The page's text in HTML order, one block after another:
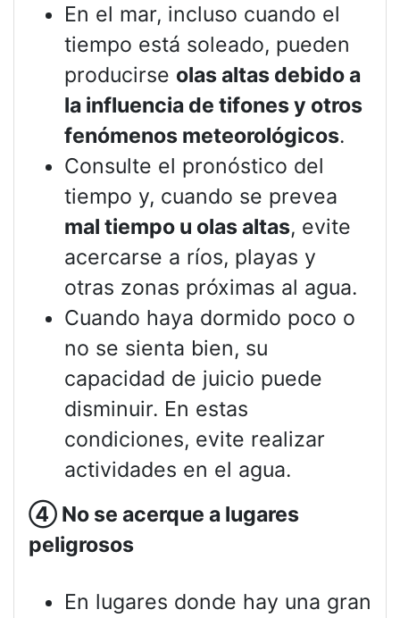
En el mar, incluso cuando el
tiempo está soleado, pueden
producirse olas altas debido a
la influencia de tifones y otros
fenómenos meteorológicos.
Consulte el pronóstico del
tiempo y, cuando se prevea
mal tiempo u olas altas, evite
acercarse a ríos, playas y
otras zonas próximas al agua.
Cuando haya dormido poco o
no se sienta bien, su
capacidad de juicio puede
disminuir. En estas
condiciones, evite realizar
actividades en el agua.
④ No se acerque a lugares
peligrosos
En lugares donde hay una gran